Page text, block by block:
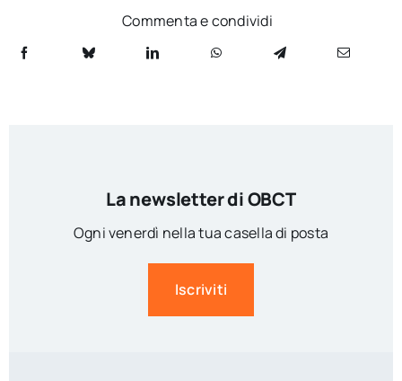
Commenta e condividi
La newsletter di OBCT
Ogni venerdì nella tua casella di posta
Iscriviti